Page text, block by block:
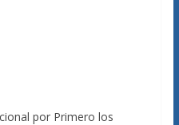
por Primero los